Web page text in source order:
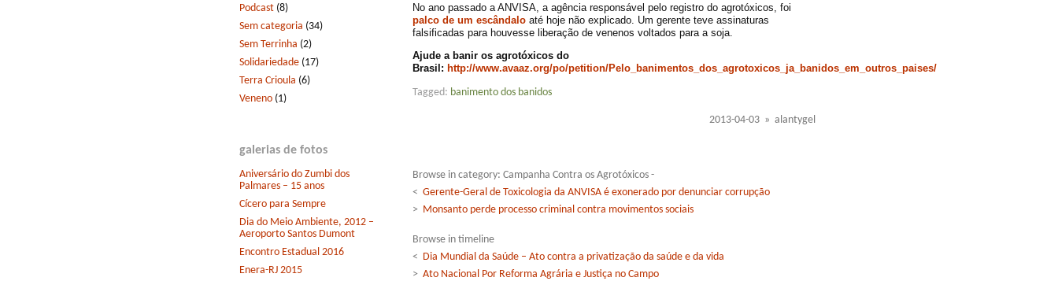
Podcast (8)
Sem categoria (34)
Sem Terrinha (2)
Solidariedade (17)
Terra Crioula (6)
Veneno (1)
galerias de fotos
Aniversário do Zumbi dos
Palmares – 15 anos
Cícero para Sempre
Dia do Meio Ambiente, 2012 –
Aeroporto Santos Dumont
Encontro Estadual 2016
Enera-RJ 2015
No ano passado a ANVISA, a agência responsável pelo registro do agrotóxicos, foi
palco de um escândalo até hoje não explicado. Um gerente teve assinaturas
falsificadas para houvesse liberação de venenos voltados para a soja.
Ajude a banir os agrotóxicos do
Brasil: http://www.avaaz.org/po/petition/Pelo_banimentos_dos_agrotoxicos_ja_banidos_em_outros_paises/
Tagged: banimento dos banidos
2013-04-03 » alantygel
Browse in category: Campanha Contra os Agrotóxicos -
< Gerente-Geral de Toxicologia da ANVISA é exonerado por denunciar corrupção
> Monsanto perde processo criminal contra movimentos sociais
Browse in timeline
< Dia Mundial da Saúde – Ato contra a privatização da saúde e da vida
> Ato Nacional Por Reforma Agrária e Justiça no Campo